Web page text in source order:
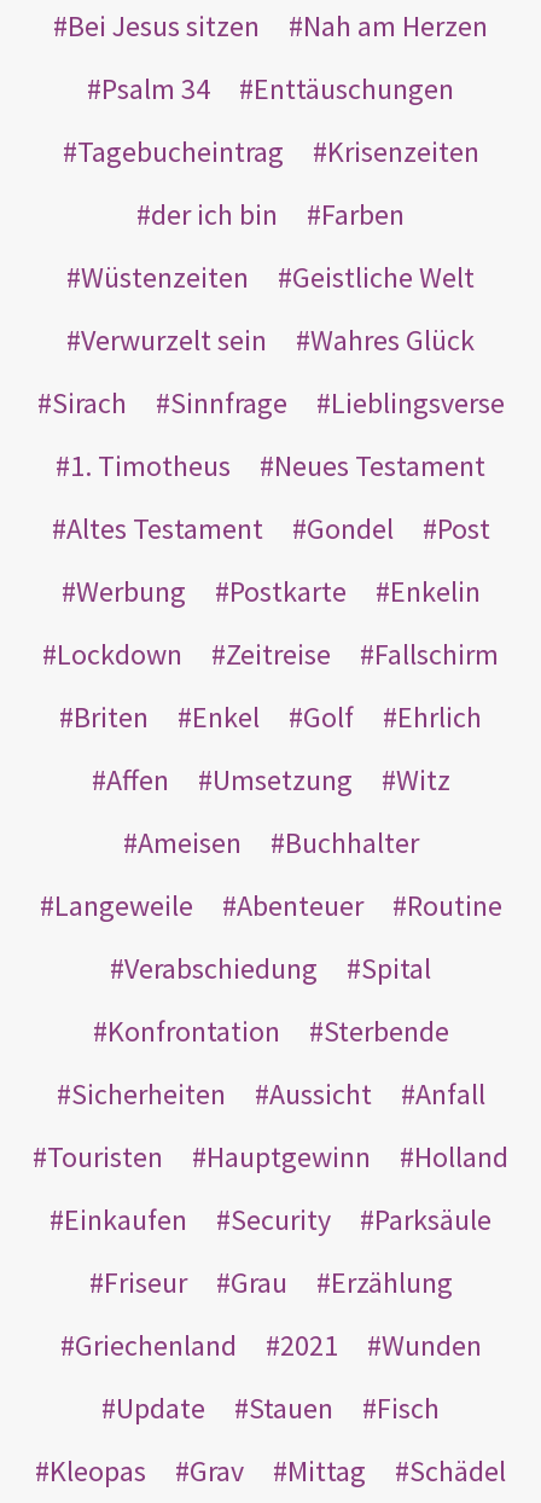
Bei Jesus sitzen
Nah am Herzen
Psalm 34
Enttäuschungen
Tagebucheintrag
Krisenzeiten
der ich bin
Farben
Wüstenzeiten
Geistliche Welt
Verwurzelt sein
Wahres Glück
Sirach
Sinnfrage
Lieblingsverse
1. Timotheus
Neues Testament
Altes Testament
Gondel
Post
Werbung
Postkarte
Enkelin
Lockdown
Zeitreise
Fallschirm
Briten
Enkel Golf
Ehrlich
Affen
Umsetzung
Witz
Ameisen
Buchhalter
Langeweile
Abenteuer
Routine
Verabschiedung
Spital
Konfrontation
Sterbende
Sicherheiten
Aussicht
Anfall
Touristen
Hauptgewinn
Holland
Einkaufen
Security
Parksäule
Friseur
Grau
Erzählung
Griechenland
2021
Wunden
Update
Stauen
Fisch
Kleopas
Grav Mittag Schädel